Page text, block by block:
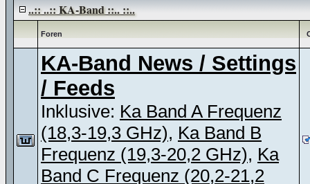
..:: ..:: KA-Band ::.. ::..
Foren
KA-Band News / Settings
/ Feeds
Inklusive: Ka Band A Frequenz
(18,3-19,3 GHz), Ka Band B
Frequenz (19,3-20,2 GHz), Ka
Band C Frequenz (20,2-21,2